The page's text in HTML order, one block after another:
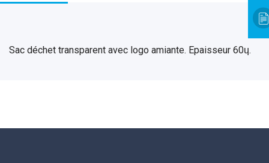
Sac déchet transparent avec logo amiante. Epaisseur 60ɥ.